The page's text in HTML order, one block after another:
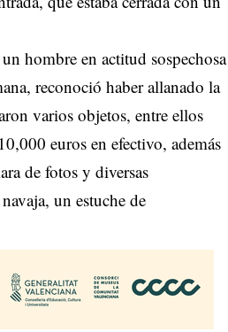
hombre en actitud sospechosa
reconoció haber allanado la
varios objetos, entre ellos
euros en efectivo, además
de fotos y diversas
un estuche de